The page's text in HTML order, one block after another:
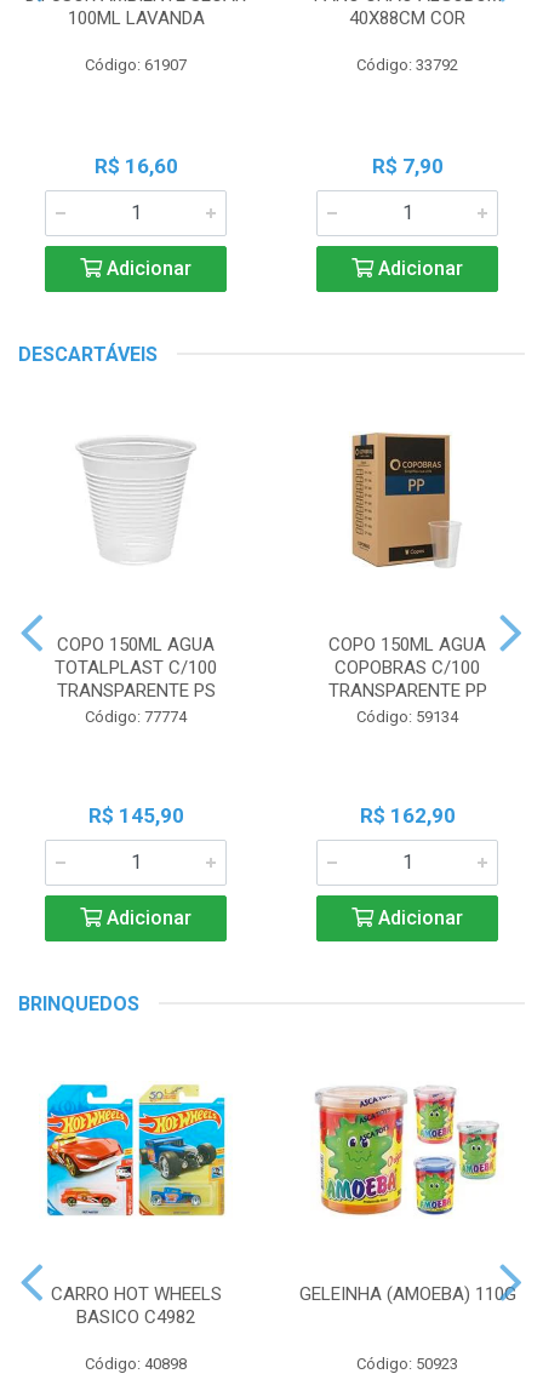
100ML LAVANDA
Código: 61907
R$ 16,60
Adicionar
40X88CM COR
Código: 33792
R$ 7,90
Adicionar
DESCARTÁVEIS
COPO 150ML AGUA
TOTALPLAST C/100
TRANSPARENTE PS
Código: 77774
R$ 145,90
Adicionar
COPO 150ML AGUA
COPOBRAS C/100
TRANSPARENTE PP
Código: 59134
R$ 162,90
Adicionar
BRINQUEDOS
CARRO HOT WHEELS
BASICO C4982
Código: 40898
GELEINHA (AMOEBA) 110G
Código: 50923